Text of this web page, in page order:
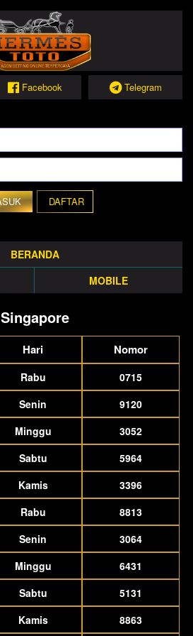
Facebook Telegram
DAFTAR
BERANDA
MOBILE
Singapore
Hari Nomor
Rabu
0715
Senin
9120
Minggu
3052
Sabtu
5964
Kamis
3396
Rabu
8813
Senin
3064
Minggu
6431
Sabtu
5131
Kamis 8863